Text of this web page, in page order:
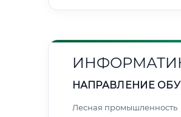
НАПРАВЛЕНИЕ
Лесная промышленность